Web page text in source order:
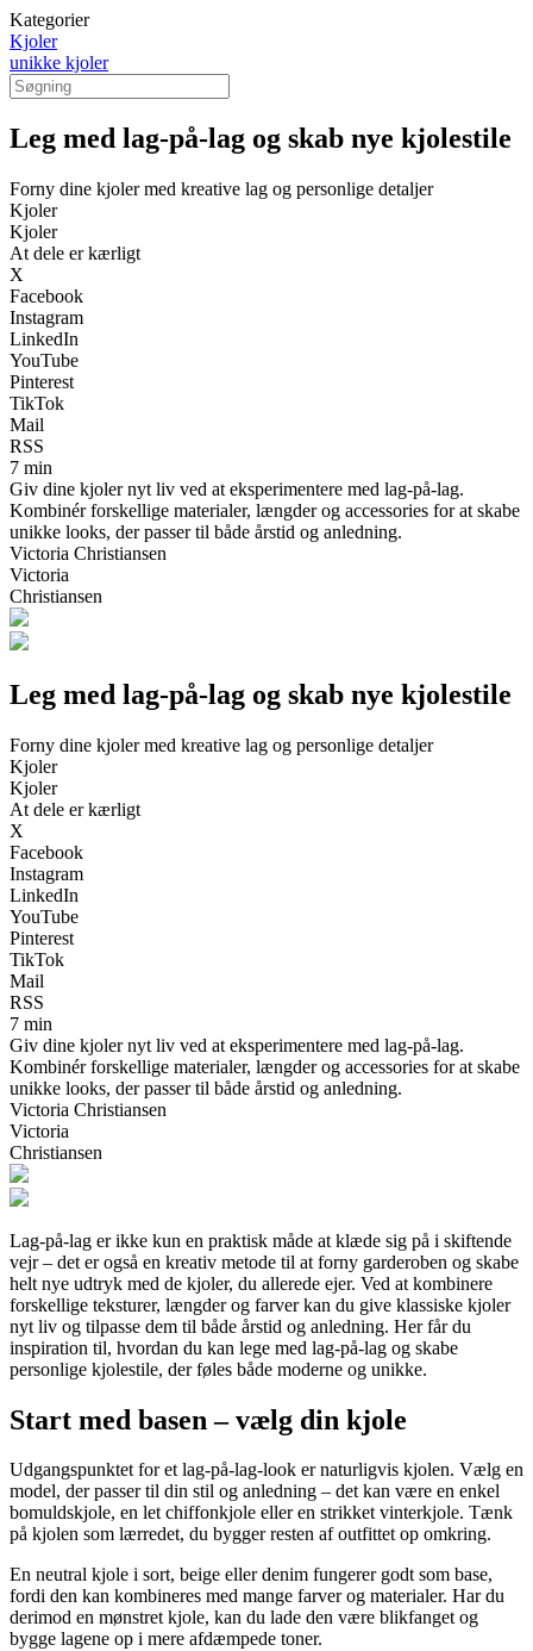
Kategorier
Kjoler
unikke kjoler
Leg med lag-på-lag og skab nye kjolestile
Forny dine kjoler med kreative lag og personlige detaljer
Kjoler
Kjoler
At dele er kærligt
X
Facebook
Instagram
LinkedIn
YouTube
Pinterest
TikTok
Mail
RSS
7 min
Giv dine kjoler nyt liv ved at eksperimentere med lag-på-lag.
Kombinér forskellige materialer, længder og accessories for at skabe
unikke looks, der passer til både årstid og anledning.
Victoria Christiansen
Victoria
Christiansen
Leg med lag-på-lag og skab nye kjolestile
Forny dine kjoler med kreative lag og personlige detaljer
Kjoler
Kjoler
At dele er kærligt
X
Facebook
Instagram
LinkedIn
YouTube
Pinterest
TikTok
Mail
RSS
7 min
Giv dine kjoler nyt liv ved at eksperimentere med lag-på-lag.
Kombinér forskellige materialer, længder og accessories for at skabe
unikke looks, der passer til både årstid og anledning.
Victoria Christiansen
Victoria
Christiansen
Lag-på-lag er ikke kun en praktisk måde at klæde sig på i skiftende
vejr – det er også en kreativ metode til at forny garderoben og skabe
helt nye udtryk med de kjoler, du allerede ejer. Ved at kombinere
forskellige teksturer, længder og farver kan du give klassiske kjoler
nyt liv og tilpasse dem til både årstid og anledning. Her får du
inspiration til, hvordan du kan lege med lag-på-lag og skabe
personlige kjolestile, der føles både moderne og unikke.
Start med basen – vælg din kjole
Udgangspunktet for et lag-på-lag-look er naturligvis kjolen. Vælg en
model, der passer til din stil og anledning – det kan være en enkel
bomuldskjole, en let chiffonkjole eller en strikket vinterkjole. Tænk
på kjolen som lærredet, du bygger resten af outfittet op omkring.
En neutral kjole i sort, beige eller denim fungerer godt som base,
fordi den kan kombineres med mange farver og materialer. Har du
derimod en mønstret kjole, kan du lade den være blikfanget og
bygge lagene op i mere afdæmpede toner.